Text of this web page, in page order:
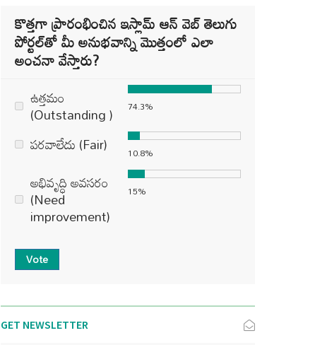
కొత్తగా ప్రారంభించిన ఇస్లామ్ ఆన్ వెబ్ తెలుగు
పోర్టల్‌తో మీ అనుభవాన్ని మొత్తంలో ఎలా
అంచనా వేస్తారు?
ఉత్తమం
(Outstanding ) 74.3%
పరవాలేదు (Fair) 10.8%
అభివృద్ధి అవసరం
(Need
improvement)
15%
Vote
GET NEWSLETTER